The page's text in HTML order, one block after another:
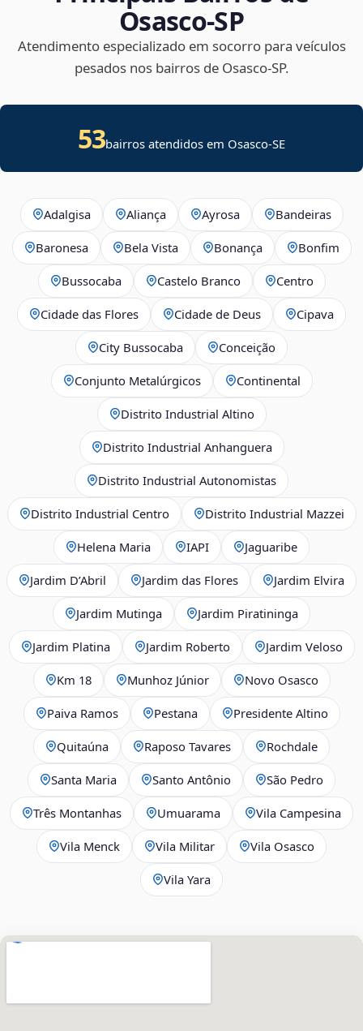
Osasco‑SP
Atendimento especializado em socorro para veículos
pesados nos bairros de Osasco‑SP.
53bairros atendidos em Osasco-SE
Adalgisa Aliança Ayrosa Bandeiras
Baronesa Bela Vista Bonança Bonfim
Bussocaba Castelo Branco Centro
Cidade das Flores Cidade de Deus Cipava
City Bussocaba Conceição
Conjunto Metalúrgicos Continental
Distrito Industrial Altino
Distrito Industrial Anhanguera
Distrito Industrial Autonomistas
Distrito Industrial Centro Distrito Industrial Mazzei
Helena Maria IAPI Jaguaribe
Jardim D’Abril Jardim das Flores Jardim Elvira
Jardim Mutinga Jardim Piratininga
Jardim Platina Jardim Roberto Jardim Veloso
Km 18 Munhoz Júnior Novo Osasco
Paiva Ramos Pestana Presidente Altino
Quitaúna Raposo Tavares Rochdale
Santa Maria Santo Antônio São Pedro
Três Montanhas Umuarama Vila Campesina
Vila Menck Vila Militar Vila Osasco
Vila Yara